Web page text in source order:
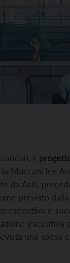
il
la Maccani Ice
da Asis,
previsto
esecutivo e
esecutiva
una spesa